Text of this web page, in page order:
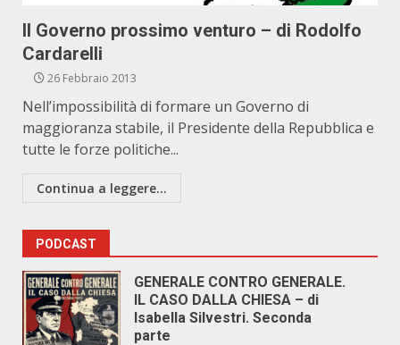
Il Governo prossimo venturo – di Rodolfo
Cardarelli
26 Febbraio 2013
Nell’impossibilità di formare un Governo di
maggioranza stabile, il Presidente della Repubblica e
tutte le forze politiche...
Continua a leggere...
PODCAST
GENERALE CONTRO GENERALE.
IL CASO DALLA CHIESA – di
Isabella Silvestri. Seconda
parte